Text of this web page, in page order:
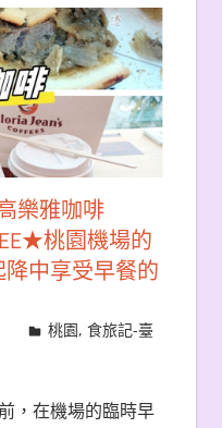
樂雅咖啡
桃園機場的
中享受早餐的
桃園,食旅記-臺
，在機場的臨時早